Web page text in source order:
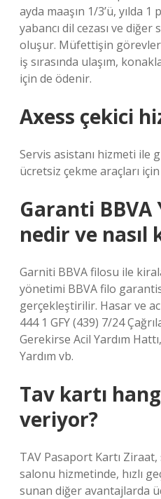
ayda maaşın 1/3’ü, yılda
yabancı dil cezası ve
oluşur. Müfettişin
iş sırasında ulaşım,
için de ödenir.
Axess çekici
Servis asistanı hizmeti ile
ücretsiz çekme araçları için
Garanti BBVA
nedir ve nasıl
Garniti BBVA filosu ile
yönetimi BBVA filo
gerçekleştirilir. Hasar ve
444 1 GFY (439) 7/24
Gerekirse Acil Yardım
Yardım vb.
Tav kartı
veriyor?
TAV Pasaport Kartı
salonu hizmetinde, hızlı
sunan diğer avantajlarda